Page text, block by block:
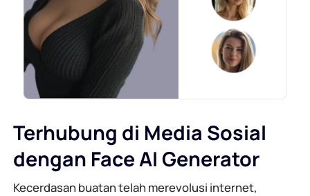
Terhubung di Media Sosial
dengan Face AI Generator
Kecerdasan buatan telah merevolusi internet,